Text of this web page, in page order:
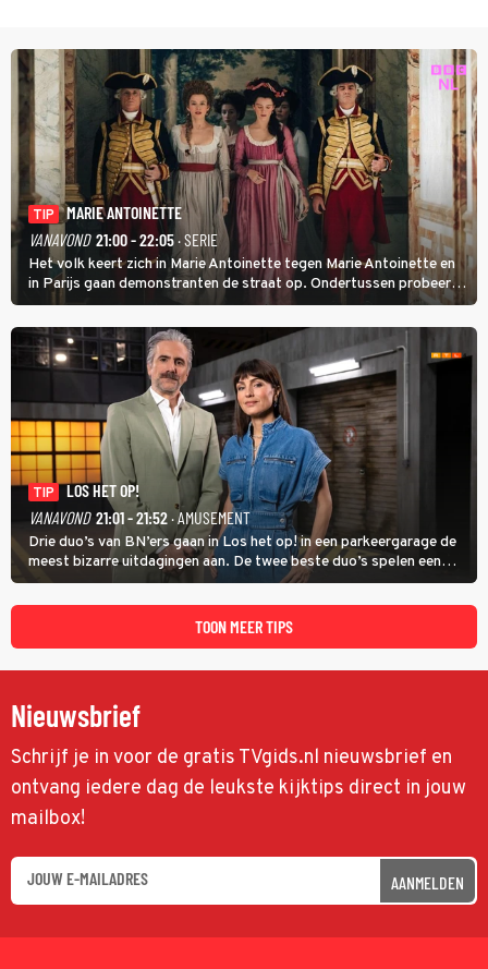
TIP
MARIE ANTOINETTE
VANAVOND 21:00 - 22:05· SERIE
Het volk keert zich in Marie Antoinette tegen Marie Antoinette en
in Parijs gaan demonstranten de straat op. Ondertussen probeert
Marie Antoinette landgoed Saint-Cloud te kopen. Ze wil daar haar
kinderen veilig laten opgroeien.
TIP
LOS HET OP!
VANAVOND 21:01 - 21:52· AMUSEMENT
Drie duo’s van BN’ers gaan in Los het op! in een parkeergarage de
meest bizarre uitdagingen aan. De twee beste duo’s spelen een
onderlinge finale. Met in deze aflevering onder anderen cabaretiers
Nabil Aoulad Ayad en Annick Boer.
TOON MEER TIPS
Nieuwsbrief
Schrijf je in voor de gratis TVgids.nl nieuwsbrief en
ontvang iedere dag de leukste kijktips direct in jouw
mailbox!
AANMELDEN